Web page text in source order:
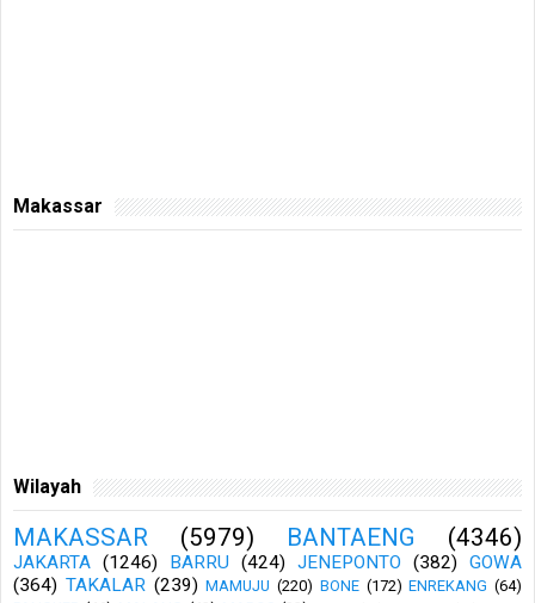
Makassar
Wilayah
MAKASSAR (5979) BANTAENG (4346)
JAKARTA (1246) BARRU (424) JENEPONTO (382)
GOWA
(364) TAKALAR (239) MAMUJU (220) BONE (172) ENREKANG (64)